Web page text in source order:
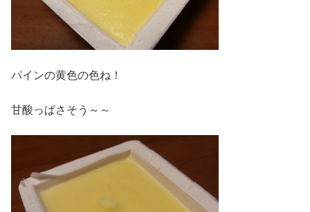
パインの黄色の色ね！
甘酸っぱさそう～～